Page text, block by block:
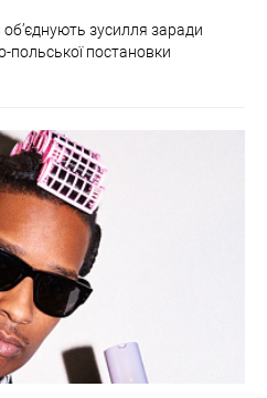
об’єднують зусилля заради
польської постановки